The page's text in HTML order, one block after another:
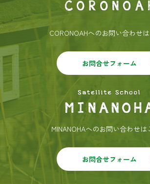
CORONOAHへのお問い合わせ
お問合せフォーム
MINANOHAへのお問い合わせは
お問合せフォーム